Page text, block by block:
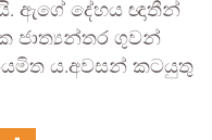
ඇගේ දේහය ඥාතීන්
ජාත්‍යන්තර ගුවන්
ය.අවසන් කටයුතු